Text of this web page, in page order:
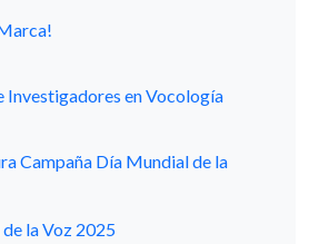
Investigadores en Vocología
Campaña Día Mundial de la
la Voz 2025